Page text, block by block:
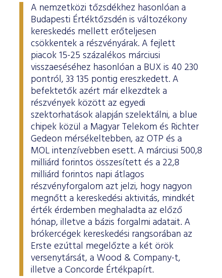
A nemzetközi tőzsdékhez hasonlóan a
Budapesti Értéktőzsdén is változékony
kereskedés mellett erőteljesen
csökkentek a részvényárak. A fejlett
piacok 15-25 százalékos márciusi
visszaeséséhez hasonlóan a BUX is 40 230
pontról, 33 135 pontig ereszkedett. A
befektetők azért már elkezdtek a
részvények között az egyedi
szektorhatások alapján szelektálni, a blue
chipek közül a Magyar Telekom és Richter
Gedeon mérsékeltebben, az OTP és a
MOL intenzívebben esett. A márciusi 500,8
milliárd forintos összesített és a 22,8
milliárd forintos napi átlagos
részvényforgalom azt jelzi, hogy nagyon
megnőtt a kereskedési aktivitás, mindkét
érték érdemben meghaladta az előző
hónap, illetve a bázis forgalmi adatait. A
brókercégek kereskedési rangsorában az
Erste ezúttal megelőzte a két örök
versenytársát, a Wood & Company-t,
illetve a Concorde Értékpapírt.